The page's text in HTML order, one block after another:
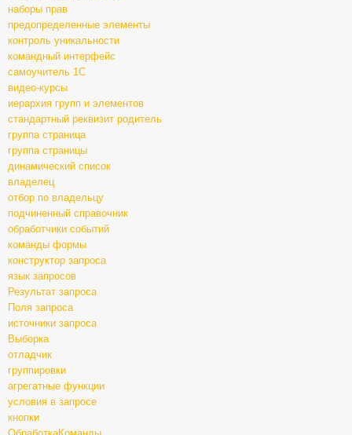
наборы прав
предопределенные элементы
контроль уникальности
командный интерфейс
самоучитель 1С
видео-курсы
иерархия групп и элементов
стандартный реквизит родитель
группа страница
группа страницы
динамический список
владелец
отбор по владельцу
подчиненный справочник
обработчики событий
команды формы
конструктор запроса
язык запросов
Результат запроса
Поля запроса
источники запроса
Выборка
отладчик
группировки
агрегатные функции
условия в запросе
кнопки